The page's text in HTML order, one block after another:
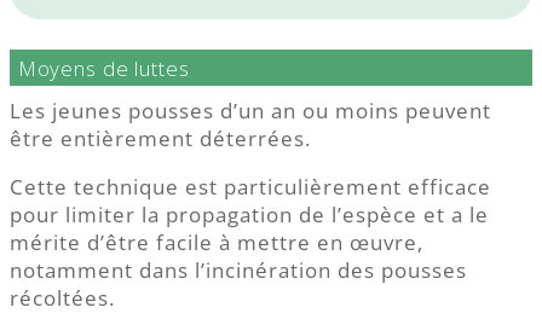
Moyens de luttes
Les jeunes pousses d’un an ou moins peuvent
être entièrement déterrées.
Cette technique est particulièrement efficace
pour limiter la propagation de l’espèce et a le
mérite d’être facile à mettre en œuvre,
notamment dans l’incinération des pousses
récoltées.